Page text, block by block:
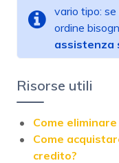
vario tipo:
ordine
assistenza
Risorse utili
Come
Come
credito?